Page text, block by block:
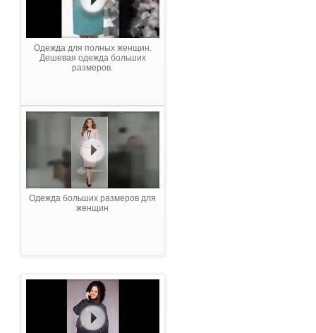
Одежда для полных женщин.
Дешевая одежда больших
размеров.
Одежда больших размеров для
женщин